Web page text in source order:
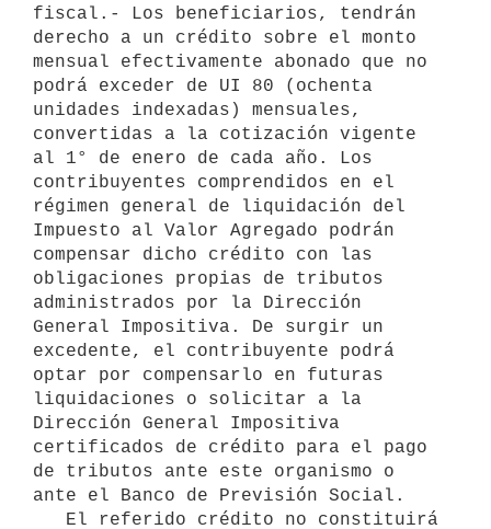
fiscal.- Los beneficiarios, tendrán
derecho a un crédito sobre el monto
mensual efectivamente abonado que no
podrá exceder de UI 80 (ochenta
unidades indexadas) mensuales,
convertidas a la cotización vigente
al 1° de enero de cada año. Los
contribuyentes comprendidos en el
régimen general de liquidación del
Impuesto al Valor Agregado podrán
compensar dicho crédito con las
obligaciones propias de tributos
administrados por la Dirección
General Impositiva. De surgir un
excedente, el contribuyente podrá
optar por compensarlo en futuras
liquidaciones o solicitar a la
Dirección General Impositiva
certificados de crédito para el pago
de tributos ante este organismo o
ante el Banco de Previsión Social.